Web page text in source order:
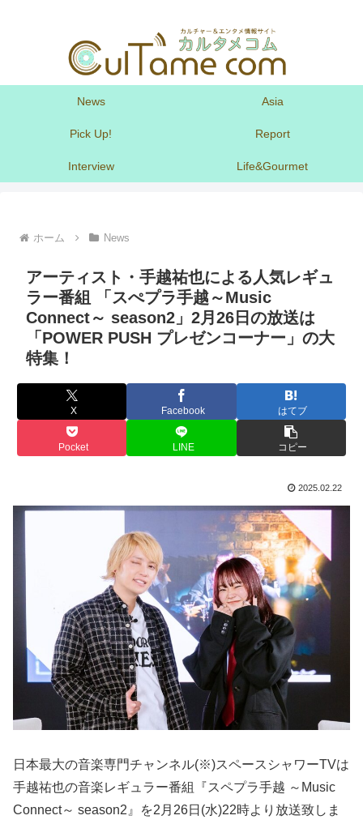
News Asia
Pick Up! Report
Interview Life&Gourmet
ホーム News
アーティスト・手越祐也による人気レギュ
ラー番組 「スぺプラ手越～Music
Connect～ season2」2月26日の放送は
「POWER PUSH プレゼンコーナー」の大
特集！
X Facebook はてブ
Pocket LINE コピー
2025.02.22
日本最大の音楽専門チャンネル(※)スペースシャワーTVは
手越祐也の音楽レギュラー番組『スペプラ手越 ～Music
Connect～ season2』を2月26日(水)22時より放送致しま